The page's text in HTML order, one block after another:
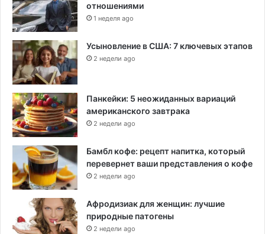
отношениями
1 неделя ago
Усыновление в США: 7 ключевых этапов
2 недели ago
Панкейки: 5 неожиданных вариаций
американского завтрака
2 недели ago
Бамбл кофе: рецепт напитка, который
перевернет ваши представления о кофе
2 недели ago
Афродизиак для женщин: лучшие
природные патогены
2 недели ago